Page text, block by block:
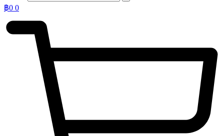
฿0 0